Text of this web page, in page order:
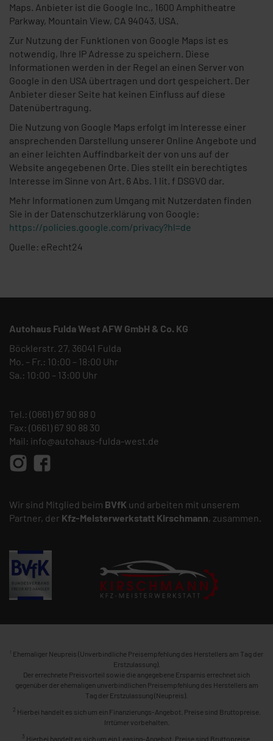
Maps. Anbieter ist die Google Inc., 1600 Amphitheatre
Parkway, Mountain View, CA 94043, USA.
Zur Nutzung der Funktionen von Google Maps ist es
notwendig, Ihre IP Adresse zu speichern. Diese
Informationen werden in der Regel an einen Server von
Google in den USA übertragen und dort gespeichert. Der
Anbieter dieser Seite hat keinen Einfluss auf diese
Datenübertragung.
Die Nutzung von Google Maps erfolgt im Interesse einer
ansprechenden Darstellung unserer Online Angebote und
an einer leichten Auffindbarkeit der von uns auf der
Website angegebenen Orte. Dies stellt ein berechtigtes
Interesse im Sinne von Art. 6 Abs. 1 lit. f DSGVO dar.
Mehr Informationen zum Umgang mit Nutzerdaten finden
Sie in der Datenschutzerklärung von Google:
https://policies.google.com/privacy?hl=de
Quelle: eRecht24
Autohaus Fulda West AFW GmbH & Co. KG
Böcklerstr. 27, 36041 Fulda
Mo. – Fr.: 10:00 – 18:00 Uhr
Sa.: 10:00 – 13:00 Uhr
Tel.: (0661) 67 90 88 0
Fax: (0661) 67 90 88 30
Mail: info@autohaus-fulda-west.de
Wir sind Mitglied beim BVfK und arbeiten mit unserem
Partner, der Kfz-Meisterwerkstatt Kirschmann, zusammen.
1 Ehemaliger Neupreis (Unverbindliche Preisempfehlung des Herstellers am Tag der
Erstzulassung).
Der errechnete Preisvorteil sowie die angegebene Ersparnis errechnet sich
gegenüber der ehemaligen unverbindlichen Preisempfehlung des Herstellers am
Tag der Erstzulassung (Neupreis).
2 Hierbei handelt es sich um ein Finanzierungs-Angebot. Preise sind Bruttopreise.
Irrtümer vorbehalten.
3 Hierbei handelt es sich um ein Leasing-Angebot. Preise sind Bruttopreise.